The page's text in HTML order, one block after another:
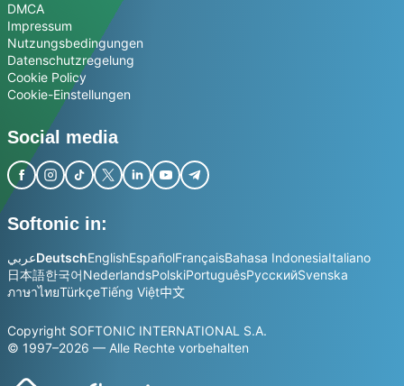
DMCA
Impressum
Nutzungsbedingungen
Datenschutzregelung
Cookie Policy
Cookie-Einstellungen
Social media
Softonic in:
عربيDeutschEnglishEspañolFrançaisBahasa IndonesiaItaliano
日本語한국어NederlandsPolskiPortuguêsРусскийSvenska
ภาษาไทยTürkçeTiếng Việt中文
Copyright SOFTONIC INTERNATIONAL S.A.
© 1997–2026 — Alle Rechte vorbehalten